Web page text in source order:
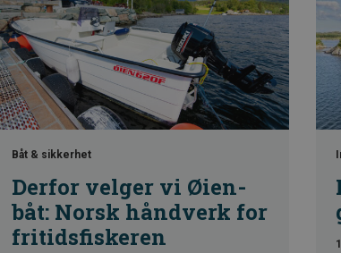
Båt & sikkerhet
Derfor velger vi Øien-
båt: Norsk håndverk for
fritidsfiskeren